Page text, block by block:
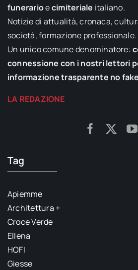
funerarioecimiteriale italiano.
Notizie di attualità, cronaca,
società, formazione professionale.
Un unico comune denominatore:
connessione con i nostri lettori
informazione trasparente no fake
LA REDAZIONE
Tag
Apiemme
Architettura +
Croce Verde
Ellena
HOFI
Giesse